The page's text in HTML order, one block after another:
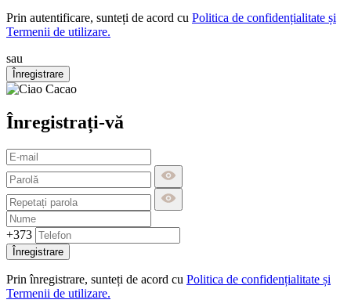
Prin autentificare, sunteți de acord cu Politica de confidențialitate și
Termenii de utilizare.
sau
Înregistrare
Înregistrați-vă
+373
Înregistrare
Prin înregistrare, sunteți de acord cu Politica de confidențialitate și
Termenii de utilizare.